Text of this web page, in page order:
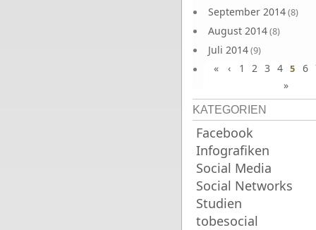
September 2014(8)
August 2014(8)
Juli 2014(9)
Juni 2014(8)
« ‹ 1 2 3 4 5 6
»
KATEGORIEN
Facebook
Infografiken
Social Media
Social Networks
Studien
tobesocial